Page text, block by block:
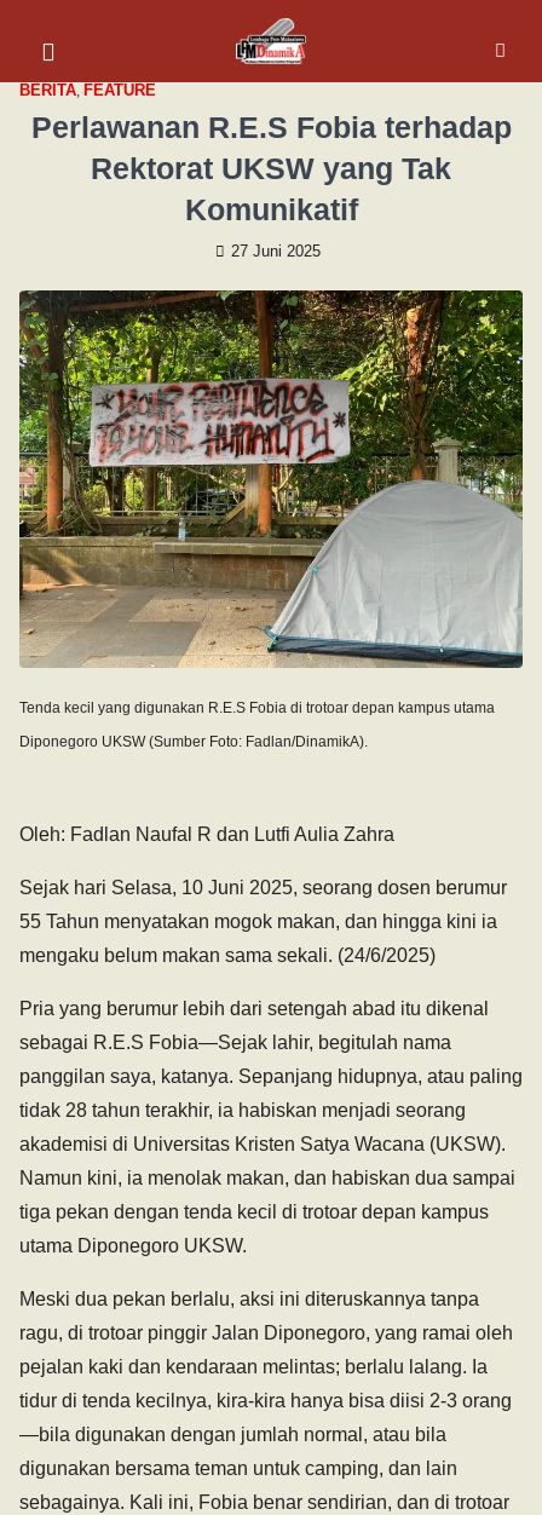
BERITA, FEATURE
Perlawanan R.E.S Fobia terhadap
Rektorat UKSW yang Tak
Komunikatif
27 Juni 2025
Tenda kecil yang digunakan R.E.S Fobia di trotoar depan kampus utama
Diponegoro UKSW (Sumber Foto: Fadlan/DinamikA).
Oleh: Fadlan Naufal R dan Lutfi Aulia Zahra
Sejak hari Selasa, 10 Juni 2025, seorang dosen berumur
55 Tahun menyatakan mogok makan, dan hingga kini ia
mengaku belum makan sama sekali. (24/6/2025)
Pria yang berumur lebih dari setengah abad itu dikenal
sebagai R.E.S Fobia—Sejak lahir, begitulah nama
panggilan saya, katanya. Sepanjang hidupnya, atau paling
tidak 28 tahun terakhir, ia habiskan menjadi seorang
akademisi di Universitas Kristen Satya Wacana (UKSW).
Namun kini, ia menolak makan, dan habiskan dua sampai
tiga pekan dengan tenda kecil di trotoar depan kampus
utama Diponegoro UKSW.
Meski dua pekan berlalu, aksi ini diteruskannya tanpa
ragu, di trotoar pinggir Jalan Diponegoro, yang ramai oleh
pejalan kaki dan kendaraan melintas; berlalu lalang. Ia
tidur di tenda kecilnya, kira-kira hanya bisa diisi 2-3 orang
—bila digunakan dengan jumlah normal, atau bila
digunakan bersama teman untuk camping, dan lain
sebagainya. Kali ini, Fobia benar sendirian, dan di trotoar